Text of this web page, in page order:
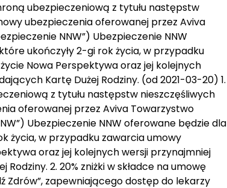
ubezpieczeniową z tytułu następstw
ubezpieczenia oferowanej przez Aviva
NNW”) Ubezpieczenie NNW
ukończyły 2-gi rok życia, w przypadku
Nowa Perspektywa oraz jej kolejnych
Kartę Dużej Rodziny. (od 2021-03-20) 1.
z tytułu następstw nieszczęśliwych
oferowanej przez Aviva Towarzystwo
Ubezpieczenie NNW oferowane będzie dla
życia, w przypadku zawarcia umowy
oraz jej kolejnych wersji przynajmniej
2. 20% zniżki w składce na umowę
Zdrów”, zapewniającego dostęp do lekarzy